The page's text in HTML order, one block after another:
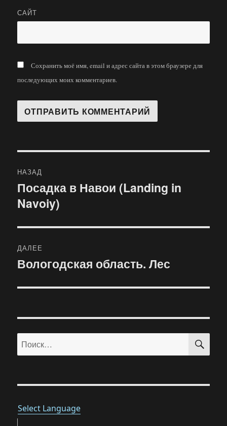
САЙТ
Сохранить моё имя, email и адрес сайта в этом браузере для
последующих моих комментариев.
по
записям
НАЗАД
Предыдущая
запись:
Посадка в Навои (Landing in
Navoiy)
ДАЛЕЕ
Следующая
Вологодская область. Лес
Искать:
Select Language